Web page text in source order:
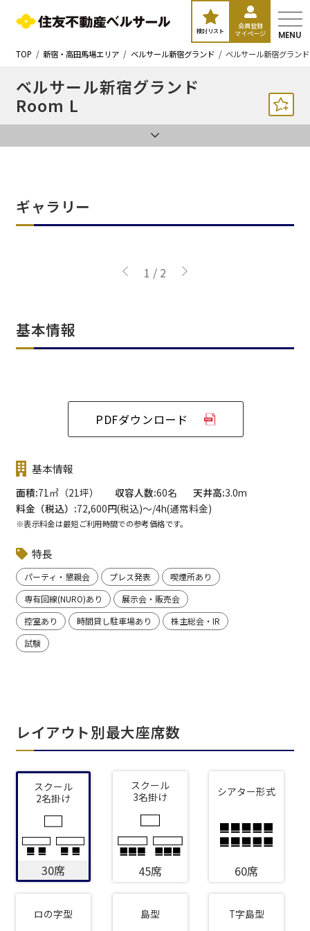
検討リスト
会員登録
マイページ
MENU
TOP
新宿・高田馬場エリア ベルサール新宿グランド ベルサール新宿グラ
ベルサール新宿グランド
Room L
ギャラリー
1 / 2
基本情報
PDFダウンロード
基本情報
面積 71㎡（21坪） 収容人数 60名 天井高 3.0m
料金（税込）
72,600円(税込)〜/4h(通常料金)
※表示料金は最短ご利用時間での参考価格です。
特長
パーティ・懇親会 プレス発表
喫煙所あり
専有回線(NURO)あり
展示会・販売会
控室あり
時間貸し駐車場あり
株主総会・IR
試験
レイアウト別最大座席数
スクール
2名掛け
30席
スクール
3名掛け
45席
シアター形式
60席
ロの字型 島型 T字島型